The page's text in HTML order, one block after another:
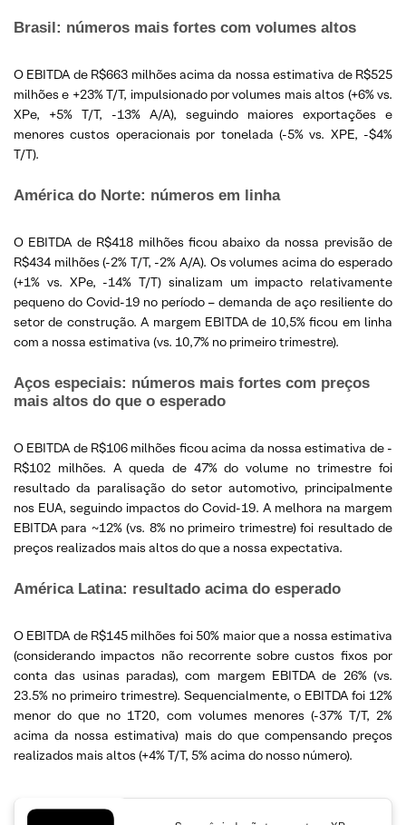
Brasil: números mais fortes com volumes altos
O EBITDA de R$663 milhões acima da nossa estimativa de R$525
milhões e +23% T/T, impulsionado por volumes mais altos (+6% vs.
XPe, +5% T/T, -13% A/A), seguindo maiores exportações e
menores custos operacionais por tonelada (-5% vs. XPE, -$4%
T/T).
América do Norte: números em linha
O EBITDA de R$418 milhões ficou abaixo da nossa previsão de
R$434 milhões (-2% T/T, -2% A/A). Os volumes acima do esperado
(+1% vs. XPe, -14% T/T) sinalizam um impacto relativamente
pequeno do Covid-19 no período – demanda de aço resiliente do
setor de construção. A margem EBITDA de 10,5% ficou em linha
com a nossa estimativa (vs. 10,7% no primeiro trimestre).
Aços especiais: números mais fortes com preços
mais altos do que o esperado
O EBITDA de R$106 milhões ficou acima da nossa estimativa de -
R$102 milhões. A queda de 47% do volume no trimestre foi
resultado da paralisação do setor automotivo, principalmente
nos EUA, seguindo impactos do Covid-19. A melhora na margem
EBITDA para ~12% (vs. 8% no primeiro trimestre) foi resultado de
preços realizados mais altos do que a nossa expectativa.
América Latina: resultado acima do esperado
O EBITDA de R$145 milhões foi 50% maior que a nossa estimativa
(considerando impactos não recorrente sobre custos fixos por
conta das usinas paradas), com margem EBITDA de 26% (vs.
23.5% no primeiro trimestre). Sequencialmente, o EBITDA foi 12%
menor do que no 1T20, com volumes menores (-37% T/T, 2%
acima da nossa estimativa) mais do que compensando preços
realizados mais altos (+4% T/T, 5% acima do nosso número).